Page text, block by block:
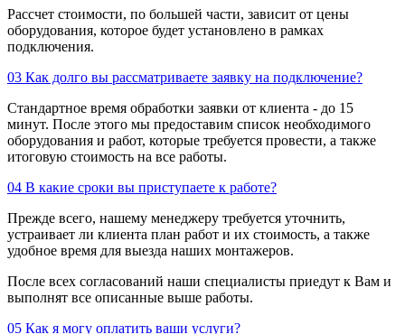
Рассчет стоимости, по большей части, зависит от цены
оборудования, которое будет установлено в рамках
подключения.
03 Как долго вы рассматриваете заявку на подключение?
Стандартное время обработки заявки от клиента - до 15
минут. После этого мы предоставим список необходимого
оборудования и работ, которые требуется провести, а также
итоговую стоимость на все работы.
04 В какие сроки вы приступаете к работе?
Прежде всего, нашему менеджеру требуется уточнить,
устраивает ли клиента план работ и их стоимость, а также
удобное время для выезда наших монтажеров.
После всех согласований наши специалисты приедут к Вам и
выполнят все описанные выше работы.
05 Как я могу оплатить ваши услуги?